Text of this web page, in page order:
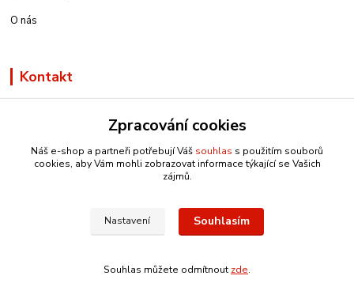
O nás
Kontakt
info@e-rucniprace.cz
Copyright © 2011-2024 IRP
Zpracování cookies
Náš e-shop a partneři potřebují Váš souhlas s použitím souborů
cookies, aby Vám mohli zobrazovat informace týkající se Vašich
zájmů.
Nastavení Souhlasím
Souhlas můžete odmítnout zde.